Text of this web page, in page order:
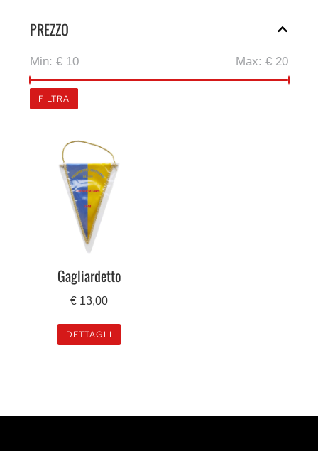
PREZZO
Min:€ 10 Max: € 20
FILTRA
Gagliardetto
€ 13,00
DETTAGLI